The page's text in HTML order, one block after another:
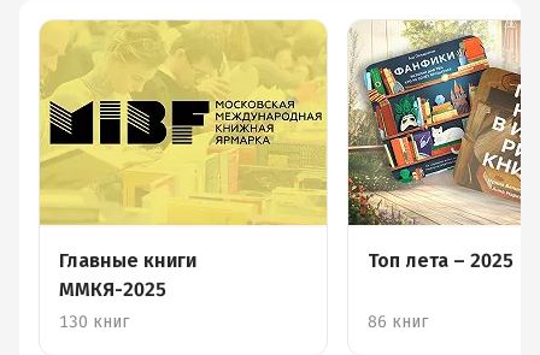
Главные книги
ММКЯ-2025
130 книг
Топ лета – 2025
86 книг